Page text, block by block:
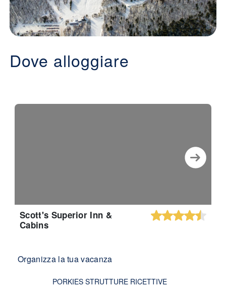
Dove alloggiare
Scott's Superior Inn &
Cabins
Organizza la tua vacanza
PORKIES STRUTTURE RICETTIVE